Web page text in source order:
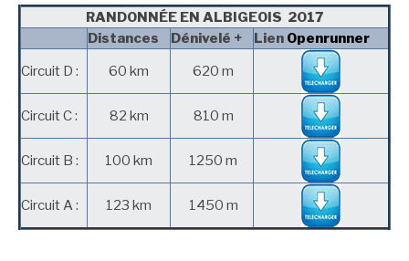
RANDONNÉE EN ALBIGEOIS 2017
Distances
Dénivelé + Lien Openrunner
Circuit D :
60 km 620 m
Circuit C : 82 km 810 m
Circuit B : 100 km 1250 m
Circuit A : 123 km 1450 m